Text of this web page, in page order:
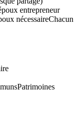
entrepreneur
nécessaireChacun
Patrimoines